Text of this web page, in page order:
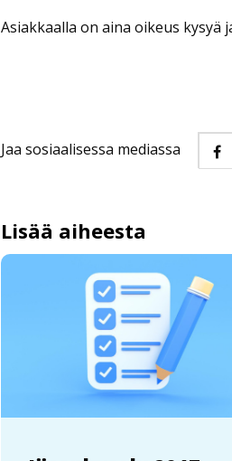
Asiakkaalla on aina oikeus kysyä
Jaa sosiaalisessa mediassa
Lisää aiheesta